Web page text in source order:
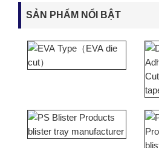
SẢN PHẨM NỔI BẬT